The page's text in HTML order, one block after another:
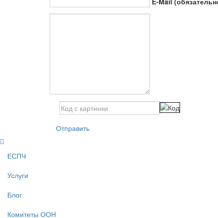
Отправить
ЕСПЧ
Услуги
Блог
Комитеты ООН